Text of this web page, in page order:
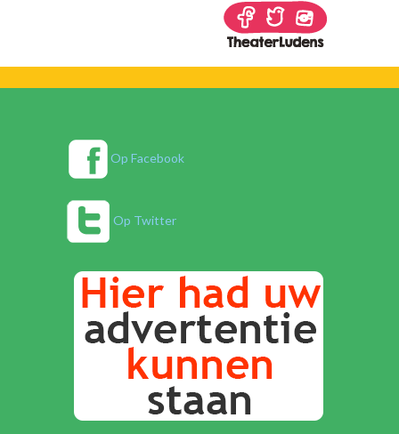
Op Facebook
Op Twitter